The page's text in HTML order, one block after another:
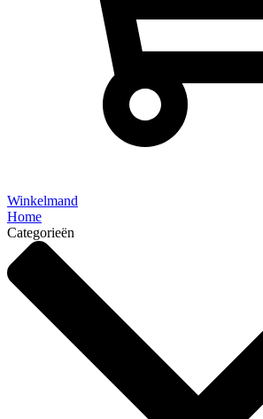
Winkelmand
Home
Categorieën